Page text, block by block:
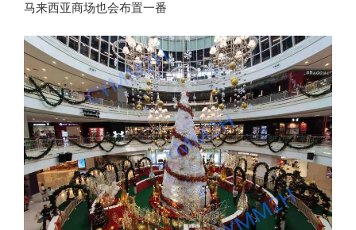
马来西亚商场也会布置一番